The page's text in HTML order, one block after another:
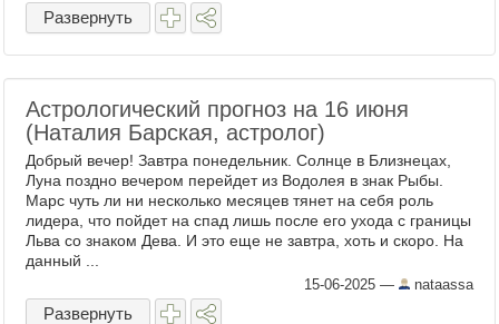
Развернуть
Астрологический прогноз на 16 июня
(Наталия Барская, астролог)
Добрый вечер! Завтра понедельник. Солнце в Близнецах,
Луна поздно вечером перейдет из Водолея в знак Рыбы.
Марс чуть ли ни несколько месяцев тянет на себя роль
лидера, что пойдет на спад лишь после его ухода с границы
Льва со знаком Дева. И это еще не завтра, хоть и скоро. На
данный ...
15-06-2025 — nataassa
Развернуть